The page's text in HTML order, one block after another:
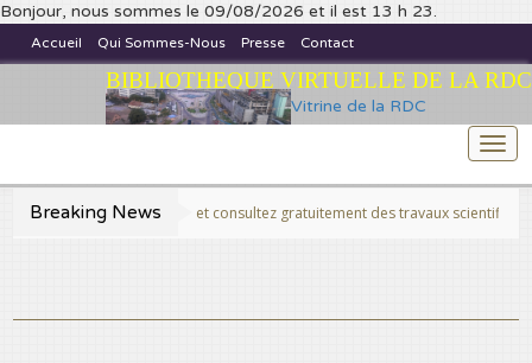
Bonjour, nous sommes le 09/08/2026 et il est 13 h 23.
Accueil Qui Sommes-Nous Presse Contact
Vitrine de la RDC
BIBLIOTHEQUE VIRTUELLE DE LA RDC
Breaking News
>>Publiez et consultez gratuitement des travaux scientifiques fins